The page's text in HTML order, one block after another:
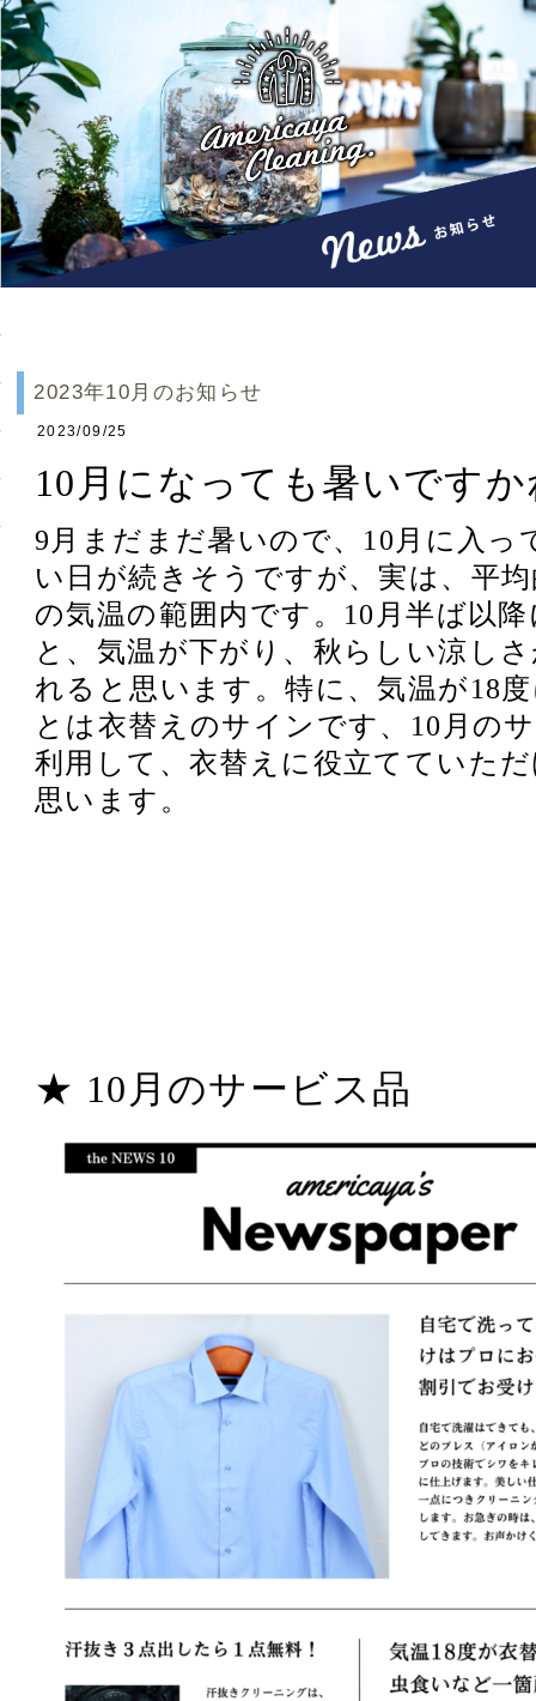
2023年10月のお知らせ
2023/09/25
10月になっても暑いです
9月まだまだ暑いので、10月に入っ
い日が続きそうですが、実は、平
の気温の範囲内です。10月半ば以
と、気温が下がり、秋らしい涼し
れると思います。特に、気温が18
とは衣替えのサインです、10月の
利用して、衣替えに役立てていた
思います。
★ 10月のサービス品